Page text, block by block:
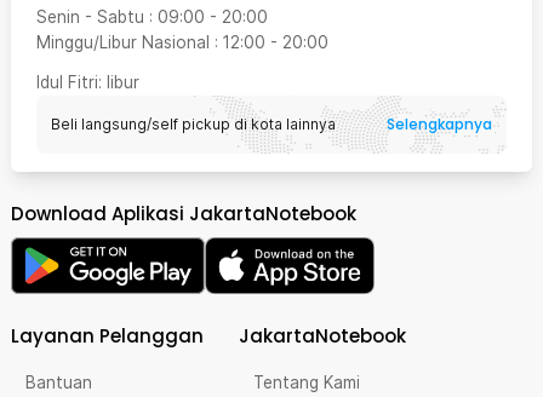
Senin - Sabtu : 09:00 - 20:00
Minggu/Libur Nasional : 12:00 - 20:00
Idul Fitri: libur
Beli langsung/self pickup di kota lainnya Selengkapnya
Download Aplikasi JakartaNotebook
Layanan Pelanggan
Bantuan
JakartaNotebook
Tentang Kami